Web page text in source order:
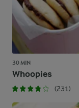
30 MIN
Whoopies
(231)